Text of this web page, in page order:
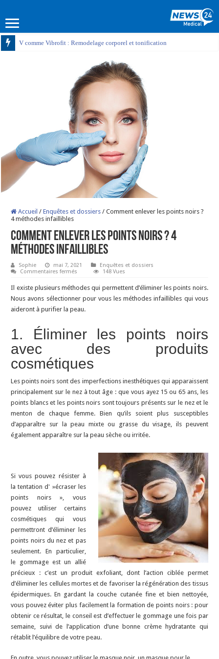
V comme Vibrofit : Remodelage corporel et tonification
Accueil / Enquêtes et dossiers / Comment enlever les points noirs ?
4 méthodes infaillibles
Comment enlever les points noirs ? 4
méthodes infaillibles
Sophie mai 7, 2021
Enquêtes et dossiers
Commentaires fermés
enlever
les
points
noirs
?
infaillibles
148 Vues
Il existe plusieurs méthodes qui permettent d’éliminer les points noirs.
Nous avons sélectionner pour vous les méthodes infaillibles qui vous
aideront à purifier la peau.
1. Éliminer les points noirs
avec des produits
cosmétiques
Les points noirs sont des imperfections inesthétiques qui apparaissent
principalement sur le nez à tout âge : que vous ayez 15 ou 65 ans, les
points blancs et les points noirs sont toujours présents sur le nez et le
menton de chaque femme. Bien qu’ils soient plus susceptibles
d’apparaître sur la peau mixte ou grasse du visage, ils peuvent
également apparaître sur la peau sèche ou irritée.
Si vous pouvez résister à
la tentation d' »écraser les
points noirs », vous
pouvez utiliser certains
cosmétiques qui vous
permettront d’éliminer les
points noirs du nez et pas
seulement. En particulier,
le gommage est un allié
précieux : c’est un produit exfoliant, dont l’action ciblée permet
d’éliminer les cellules mortes et de favoriser la régénération des tissus
épidermiques. En gardant la couche cutanée fine et bien nettoyée,
vous pouvez éviter plus facilement la formation de points noirs : pour
obtenir ce résultat, le conseil est d’effectuer le gommage une fois par
semaine, suivi de l’application d’une bonne crème hydratante qui
rétablit l’équilibre de votre peau.